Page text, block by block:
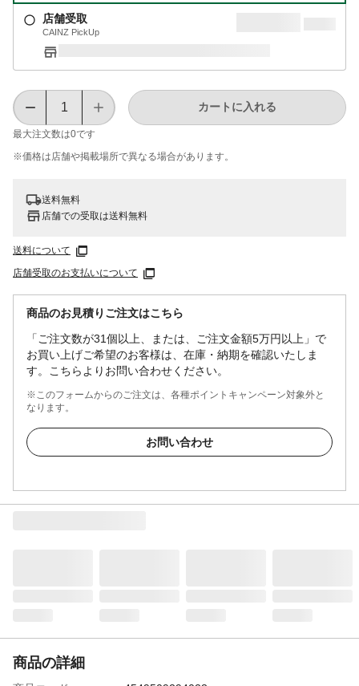
店舗受取
CAINZ PickUp
最大注文数は0です
カートに入れる
※価格は​店舗や​掲載場所で​異なる​場合が​あります。
送料無料
店舗での受取は送料無料
送料について
店舗受取のお支払いについて
商品のお見積りご注文はこちら
「ご注文数が31個以上、または、ご注文金額5万円以上」で
お買い上げご希望のお客様は、在庫・納期を確認いたしま
す。こちらよりお問い合わせください。
※このフォームからのご注文は、各種ポイントキャンペーン対象外と
なります。
お問い合わせ
商品の詳細